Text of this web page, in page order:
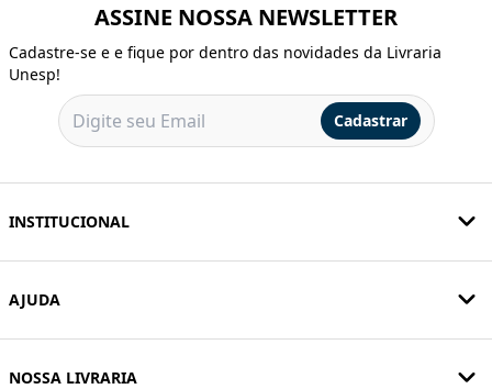
ASSINE NOSSA NEWSLETTER
Cadastre-se e e fique por dentro das novidades da Livraria
Unesp!
Cadastrar
INSTITUCIONAL
AJUDA
NOSSA LIVRARIA